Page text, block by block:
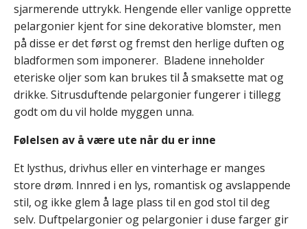
sjarmerende uttrykk. Hengende eller vanlige opprette
pelargonier kjent for sine dekorative blomster, men
på disse er det først og fremst den herlige duften og
bladformen som imponerer. Bladene inneholder
eteriske oljer som kan brukes til å smaksette mat og
drikke. Sitrusduftende pelargonier fungerer i tillegg
godt om du vil holde myggen unna.
Følelsen av å være ute når du er inne
Et lysthus, drivhus eller en vinterhage er manges
store drøm. Innred i en lys, romantisk og avslappende
stil, og ikke glem å lage plass til en god stol til deg
selv. Duftpelargonier og pelargonier i duse farger gir